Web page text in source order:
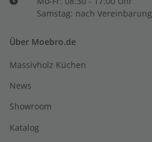
Samstag: nach Vereinbarung
Über Moebro.de
Massivholz Küchen
News
Showroom
Katalog